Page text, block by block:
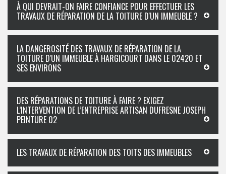
À QUI DEVRAIT-ON FAIRE CONFIANCE POUR EFFECTUER LES
TRAVAUX DE RÉPARATION DE LA TOITURE D'UN IMMEUBLE ?
LA DANGEROSITÉ DES TRAVAUX DE RÉPARATION DE LA
TOITURE D'UN IMMEUBLE À HARGICOURT DANS LE 02420 ET
SES ENVIRONS
DES RÉPARATIONS DE TOITURE À FAIRE ? EXIGEZ
L’INTERVENTION DE L’ENTREPRISE ARTISAN DUFRESNE JOSEPH
PEINTURE 02
LES TRAVAUX DE RÉPARATION DES TOITS DES IMMEUBLES